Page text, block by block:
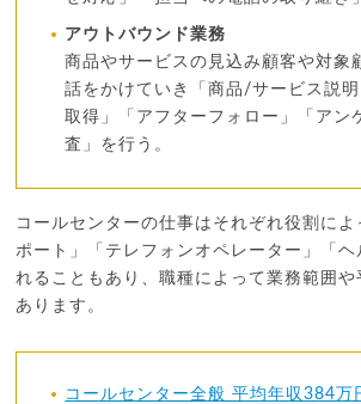
アウトバウンド業務
商品やサービスの見込み顧客や対象
話をかけていき「商品/サービス説明
取得」「アフターフォロー」「アン
査」を行う。
コールセンターの仕事はそれぞれ役割に
ポート」「テレフォンオペレーター」「ヘ
れることもあり、職種によって業務範囲や
あります。
コールセンター全般 平均年収384万